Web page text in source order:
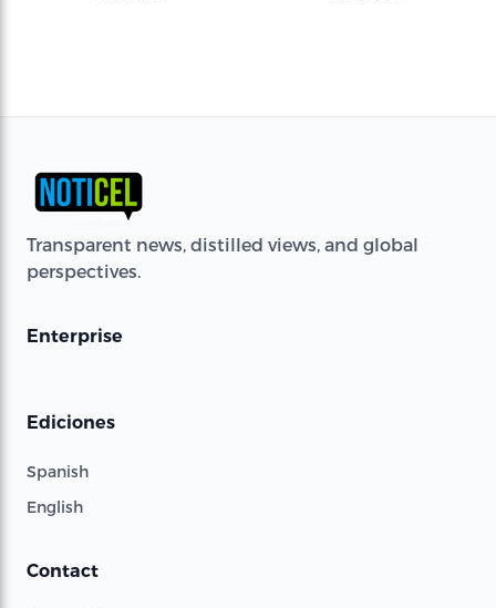
Transparent news, distilled views, and global
perspectives.
Enterprise
Ediciones
Spanish
English
Contact